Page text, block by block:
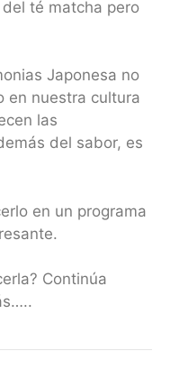
té matcha pero
Japonesa no
en nuestra cultura
las
del sabor, es
en un programa
Continúa